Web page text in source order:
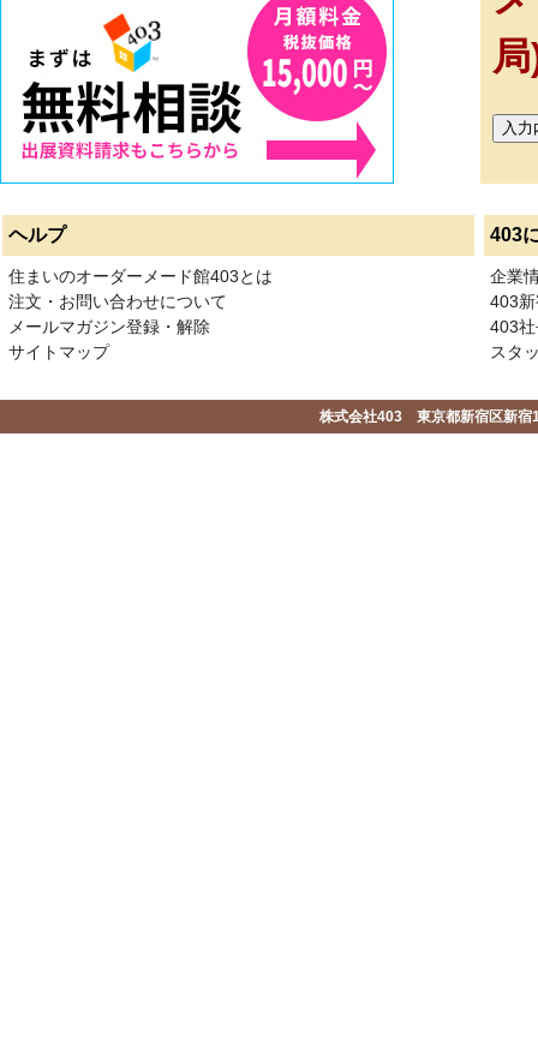
ヘルプ 403
住まいのオーダーメード館403とは
注文・お問い合わせについて
メールマガジン登録・解除
サイトマップ
企業
403
403
スタ
株式会社403 東京都新宿区新